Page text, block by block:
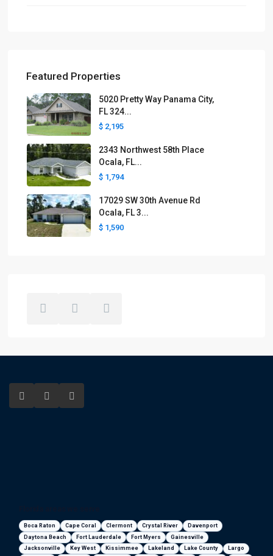
Featured Properties
5020 Pretty Way Panama City,
FL 324...
$ 2,195
2343 Northwest 58th Place
Ocala, FL...
$ 1,794
17029 SW 30th Avenue Rd
Ocala, FL 3...
$ 1,590
Boca Raton Cape Coral Clermont Crystal River
Davenport
Daytona Beach
Fort Lauderdale Fort Myers
Gainesville
Jacksonville
Key West Kissimmee Lakeland Lake County Largo